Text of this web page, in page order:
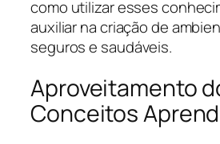
como utilizar esses
auxiliar na criação de
seguros e saudáveis.
Aproveitamento
Conceitos